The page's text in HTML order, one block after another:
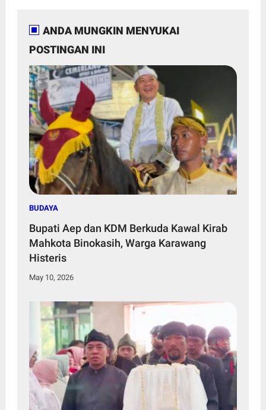
ANDA MUNGKIN MENYUKAI
POSTINGAN INI
BUDAYA
Bupati Aep dan KDM Berkuda Kawal Kirab
Mahkota Binokasih, Warga Karawang
Histeris
May 10, 2026